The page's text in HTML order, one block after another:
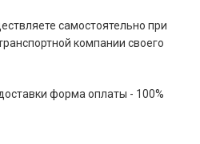
самостоятельно при
компании своего
форма оплаты - 100%